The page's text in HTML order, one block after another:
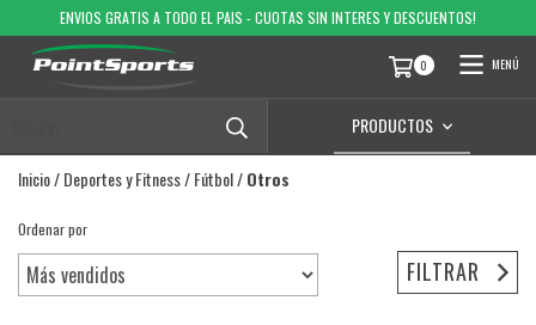
ENVIOS GRATIS A TODO EL PAIS - CUOTAS SIN INTERES Y DESCUENTOS!
0 MENÚ
PRODUCTOS
Inicio/Deportes y Fitness/Fútbol/Otros
Ordenar por
FILTRAR